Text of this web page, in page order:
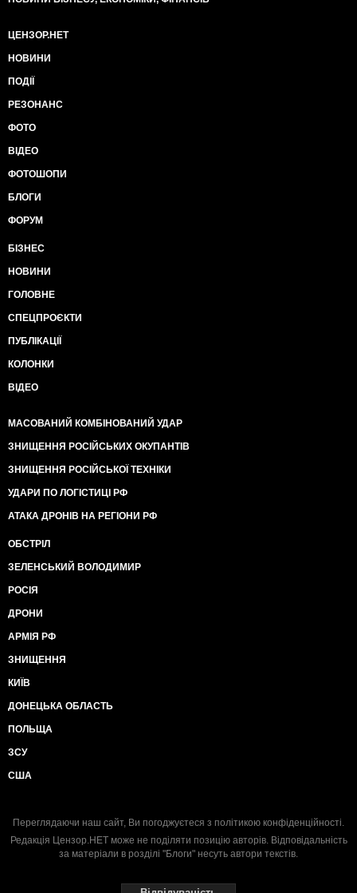
ЦЕНЗОР.НЕТ
НОВИНИ
ПОДІЇ
РЕЗОНАНС
ФОТО
ВІДЕО
ФОТОШОПИ
БЛОГИ
ФОРУМ
БІЗНЕС
НОВИНИ
ГОЛОВНЕ
СПЕЦПРОЄКТИ
ПУБЛІКАЦІЇ
КОЛОНКИ
ВІДЕО
МАСОВАНИЙ КОМБІНОВАНИЙ УДАР
ЗНИЩЕННЯ РОСІЙСЬКИХ ОКУПАНТІВ
ЗНИЩЕННЯ РОСІЙСЬКОЇ ТЕХНІКИ
УДАРИ ПО ЛОГІСТИЦІ РФ
АТАКА ДРОНІВ НА РЕГІОНИ РФ
ОБСТРІЛ
ЗЕЛЕНСЬКИЙ ВОЛОДИМИР
РОСІЯ
ДРОНИ
АРМІЯ РФ
ЗНИЩЕННЯ
КИЇВ
ДОНЕЦЬКА ОБЛАСТЬ
ПОЛЬЩА
ЗСУ
США
Переглядаючи наш сайт, Ви погоджуєтеся з політикою конфіденційності.
Редакція Цензор.НЕТ може не поділяти позицію авторів. Відповідальність
за матеріали в розділі "Блоги" несуть автори текстів.